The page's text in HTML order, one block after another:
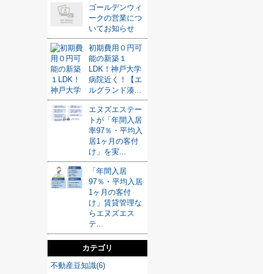
ゴールデンウィ
ークの営業につ
いてお知らせ
初期費用０円可
能の新築１
LDK！神戸大学
病院近く！【エ
ルグランド湊...
エヌズエステー
トが「年間入居
率97％・平均入
居1ヶ月の客付
け」を実...
「年間入居
97％・平均入居
1ヶ月の客付
け」賃貸管理な
らエヌズエス
テ...
カテゴリ
不動産豆知識(6)